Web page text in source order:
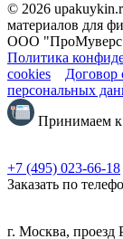
© 2026
материалов для
ООО
Политика
cookies
Договор
персональных
Принимаем к
+7 (495) 023-66-18
Заказать по
г. Москва, проезд